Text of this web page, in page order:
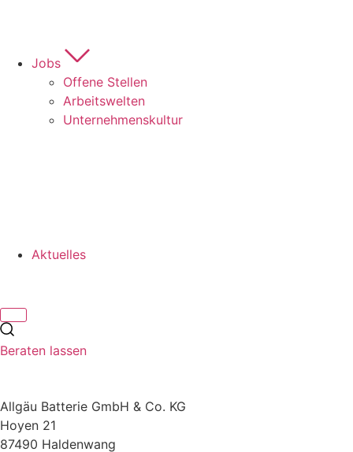
Jobs
Offene Stellen
Arbeitswelten
Unternehmenskultur
Aktuelles
Beraten lassen
Allgäu Batterie GmbH & Co. KG
Hoyen 21
87490 Haldenwang